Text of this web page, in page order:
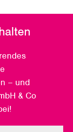
– und
& Co